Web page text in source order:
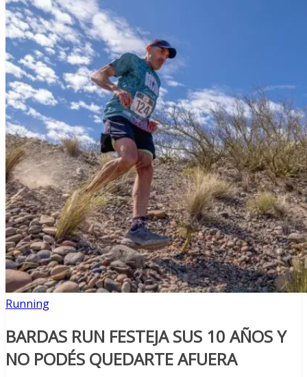
Running
BARDAS RUN FESTEJA SUS 10 AÑOS Y
NO PODÉS QUEDARTE AFUERA